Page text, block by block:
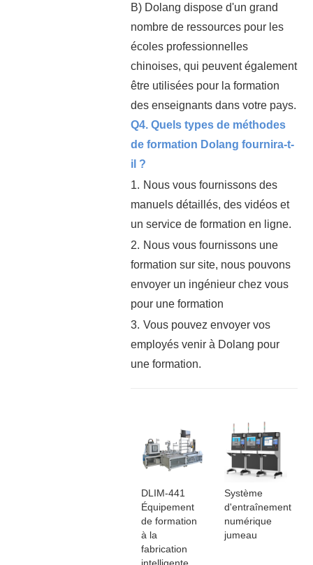
B) Dolang dispose d'un grand
nombre de ressources pour les
écoles professionnelles
chinoises, qui peuvent également
être utilisées pour la formation
des enseignants dans votre pays.
Q4. Quels types de méthodes
de formation Dolang fournira-t-
il ?
1. Nous vous fournissons des
manuels détaillés, des vidéos et
un service de formation en ligne.
2. Nous vous fournissons une
formation sur site, nous pouvons
envoyer un ingénieur chez vous
pour une formation
3. Vous pouvez envoyer vos
employés venir à Dolang pour
une formation.
DLIM-441
Équipement
de formation
à la
fabrication
Système
d'entraînement
numérique
jumeau